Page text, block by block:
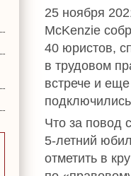
25 ноября
McKenzie
40 юристов,
в трудовом
встрече и
Что за повод
5-летний
отметить в